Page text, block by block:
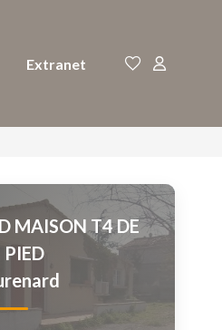
Extranet
MAISON T4 DE